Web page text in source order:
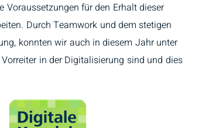
Voraussetzungen für den Erhalt dieser
Durch Teamwork und dem stetigen
konnten wir auch in diesem Jahr unter
in der Digitalisierung sind und dies